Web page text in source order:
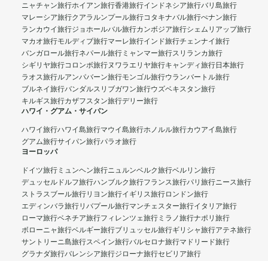
ニャチャン旅行ホイアン旅行香港旅行インドネシア旅行バリ島旅行
マレーシア旅行クアラルンプール旅行コタキナバル旅行ぺナン旅行
ランカウイ旅行ジョホールバル旅行カンボジア旅行シェムリアップ旅行
マカオ旅行モルディブ旅行マーレ旅行インド旅行チェンナイ旅行
バンガロール旅行ネパール旅行 ミャンマー旅行スリランカ旅行
シギリヤ旅行コロンボ旅行ヌワラエリヤ旅行キャンディ旅行日本旅行
ラオス旅行ルアンパバーン旅行モンゴル旅行ウランバートル旅行
ブルネイ旅行バンダルスリブガワン旅行ウズベキスタン旅行
キルギス旅行カザフスタン旅行デリー旅行
ハワイ・グアム・サイパン
ハワイ旅行ハワイ島旅行マウイ島旅行ホノルル旅行カウアイ島旅行
グアム旅行サイパン旅行パラオ旅行
ヨーロッパ
ドイツ旅行 ミュンヘン旅行ニュルンベルク旅行ベルリン旅行
デュッセルドルフ旅行ハンブルク旅行フランス旅行パリ旅行ニース旅行
ストラスブール旅行リヨン旅行イギリス旅行ロンドン旅行
エディンバラ旅行リバプール旅行マンチェスター旅行イタリア旅行
ローマ旅行ベネチア旅行フィレンツェ旅行 ミラノ旅行ナポリ旅行
ボローニャ旅行ベルギー旅行ブリュッセル旅行ギリシャ旅行アテネ旅行
サントリーニ島旅行スペイン旅行バルセロナ旅行マドリード旅行
グラナダ旅行バレンシア旅行ジローナ旅行セビリア旅行